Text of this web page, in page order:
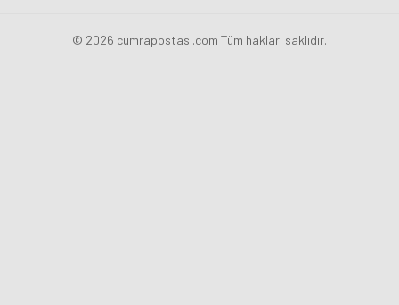
© 2026 cumrapostasi.com Tüm hakları saklıdır.